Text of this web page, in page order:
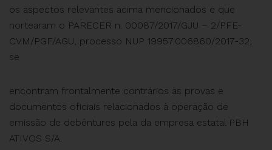
os aspectos relevantes acima mencionados e que
nortearam o PARECER n. 00087/2017/GJU – 2/PFE-
CVM/PGF/AGU, processo NUP 19957.006860/2017-32,
se
encontram frontalmente contrários às provas e
documentos oficiais relacionados à operação de
emissão de debêntures pela da empresa estatal PBH
ATIVOS S/A.